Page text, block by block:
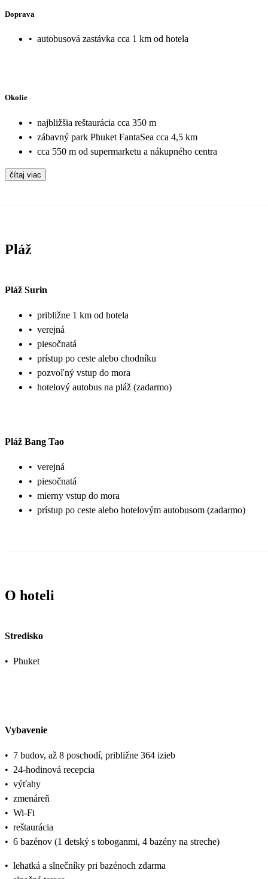
Doprava
• autobusová zastávka cca 1 km od hotela
Okolie
• najbližšia reštaurácia cca 350 m
• zábavný park Phuket FantaSea cca 4,5 km
• cca 550 m od supermarketu a nákupného centra
čítaj viac
Pláž
Pláž Surin
• približne 1 km od hotela
• verejná
• piesočnatá
• prístup po ceste alebo chodníku
• pozvoľný vstup do mora
• hotelový autobus na pláž (zadarmo)
Pláž Bang Tao
• verejná
• piesočnatá
• mierny vstup do mora
• prístup po ceste alebo hotelovým autobusom (zadarmo)
O hoteli
Stredisko
• Phuket
Vybavenie
• 7 budov, až 8 poschodí, približne 364 izieb
• 24-hodinová recepcia
• výťahy
• zmenáreň
• Wi-Fi
• reštaurácia
• 6 bazénov (1 detský s toboganmi, 4 bazény na streche)
• lehatká a slnečníky pri bazénoch zdarma